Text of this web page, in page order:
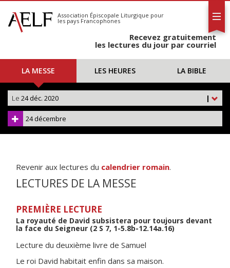
S'abonner
Calendrier
Association Épiscopale Liturgique pour
les pays Francophones
Recevez gratuitement
les lectures du jour par courriel
LA MESSE LES HEURES LA BIBLE
|
Le 24 déc. 2020
24 décembre
Revenir aux lectures du calendrier romain.
LECTURES DE LA MESSE
PREMIÈRE LECTURE
La royauté de David subsistera pour toujours devant
la face du Seigneur (2 S 7, 1-5.8b-12.14a.16)
Lecture du deuxième livre de Samuel
Le roi David habitait enfin dans sa maison.